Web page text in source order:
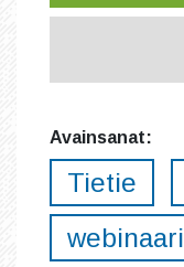
Avainsanat:
Tietie
webinaari